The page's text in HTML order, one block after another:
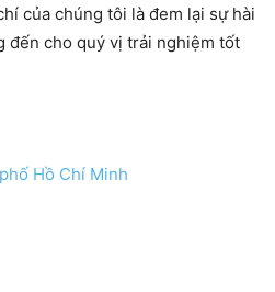
của chúng tôi là đem lại sự hài
đến cho quý vị trải nghiệm tốt
Hồ Chí Minh